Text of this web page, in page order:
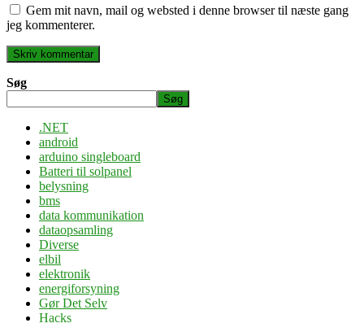
Gem mit navn, mail og websted i denne browser til næste gang
jeg kommenterer.
Søg
Søg
.NET
android
arduino singleboard
Batteri til solpanel
belysning
bms
data kommunikation
dataopsamling
Diverse
elbil
elektronik
energiforsyning
Gør Det Selv
Hacks